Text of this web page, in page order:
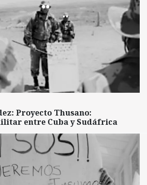
Proyecto Thusano:
entre Cuba y Sudáfrica